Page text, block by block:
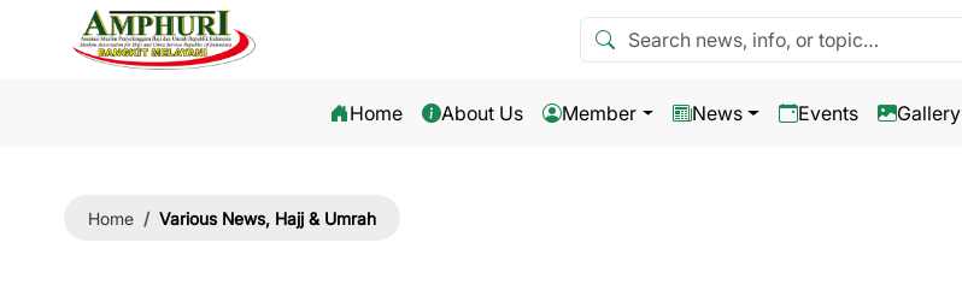
Search news
Home About Us Member News Events Gallery
Home Various News, Hajj & Umrah